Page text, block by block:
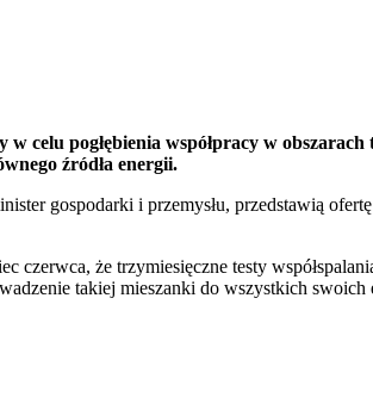
celu pogłębienia współpracy w
źródła energii.
gospodarki i przemysłu, przedstawią
że trzymiesięczne testy
takiej mieszanki do wszystkich